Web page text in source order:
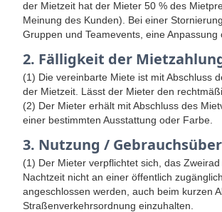
der Mietzeit hat der Mieter 50 % des
Meinung des Kunden). Bei einer
Gruppen und Teamevents, eine
2. Fälligkeit der
(1) Die vereinbarte Miete ist mit Abschluss
der Mietzeit. Lässt der Mieter den
(2) Der Mieter erhält mit Abschluss des
einer bestimmten Ausstattung oder Farbe.
3. Nutzung /
(1) Der Mieter verpflichtet sich, das
Nachtzeit nicht an einer öffentlich
angeschlossen werden, auch beim kurzen
Straßenverkehrsordnung einzuhalten.